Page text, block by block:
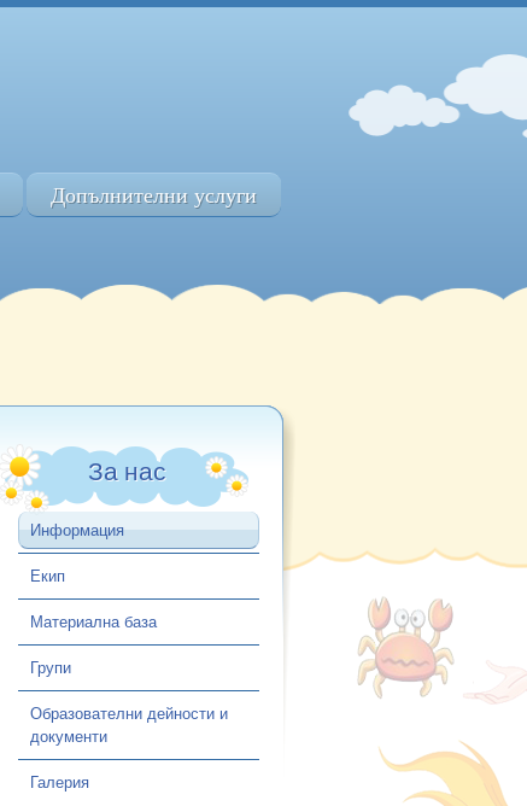
Допълнителни услуги
За нас
Информация
Екип
Материална база
Групи
Образователни дейности и
документи
Галерия